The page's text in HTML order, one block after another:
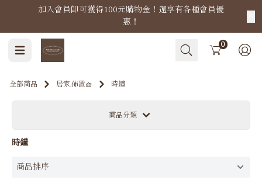
加入會員即可獲得100元購物金！還享有各種會員優
惠！
Cart 0
全部商品 居家.佈置🧺 時鐘
商品分類
時鐘